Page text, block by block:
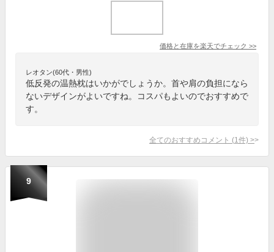
価格と在庫を楽天でチェック >>
レオタン(60代・男性)
低反発の温熱枕はいかがでしょうか。首や肩の負担になら
ないデザインがよいですね。コスパもよいのでおすすめで
す。
全てのおすすめコメント (1 件) >
9